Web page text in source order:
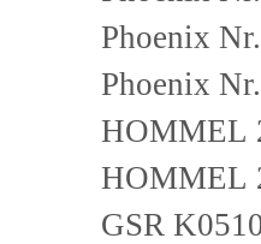
Phoenix
Phoenix
HOMMEL
HOMMEL
GSR